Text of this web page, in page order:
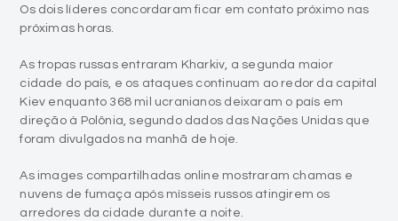
Os dois líderes concordaram ficar em contato próximo nas
próximas horas.
As tropas russas entraram Kharkiv, a segunda maior
cidade do país, e os ataques continuam ao redor da capital
Kiev enquanto 368 mil ucranianos deixaram o país em
direção à Polônia, segundo dados das Nações Unidas que
foram divulgados na manhã de hoje.
As images compartilhadas online mostraram chamas e
nuvens de fumaça após mísseis russos atingirem os
arredores da cidade durante a noite.